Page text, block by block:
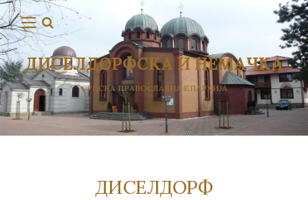
ДИСЕЛДОРФСКА И НЕМАЧКА
СРПСКА ПРАВОСЛАВНА ЕПАРХИЈА
ДИСЕЛДОРФ